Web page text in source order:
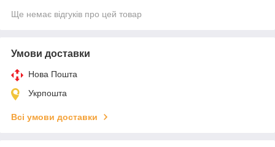
Ще немає відгуків про цей товар
Умови доставки
Нова Пошта
Укрпошта
Всі умови доставки